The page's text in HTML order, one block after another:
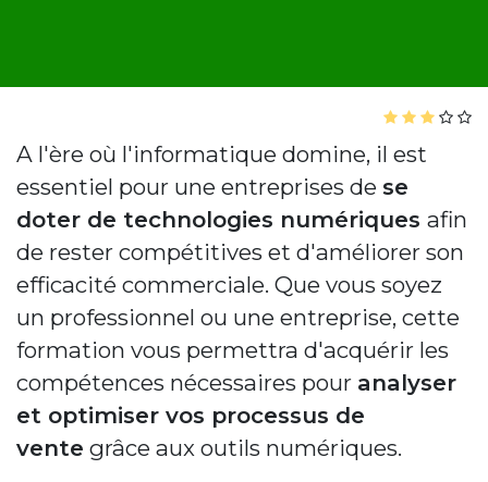
A l'ère où l'informatique domine, il est
essentiel pour une entreprises de se
doter de technologies numériques afin
de rester compétitives et d'améliorer son
efficacité commerciale. Que vous soyez
un professionnel ou une entreprise, cette
formation vous permettra d'acquérir les
compétences nécessaires pour analyser
et optimiser vos processus de
vente grâce aux outils numériques.